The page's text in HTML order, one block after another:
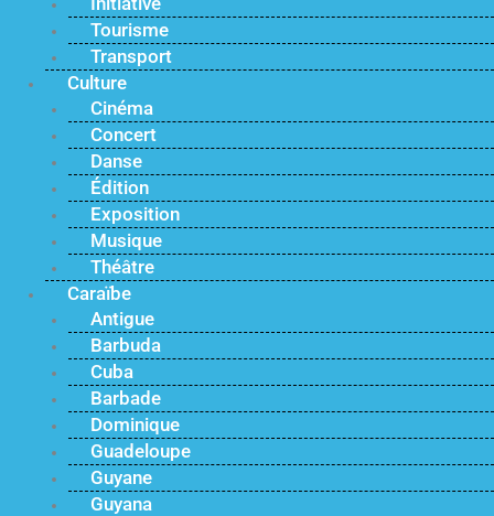
Tourisme
Transport
Culture
Cinéma
Concert
Danse
Édition
Exposition
Musique
Théâtre
Caraïbe
Antigue
Barbuda
Cuba
Barbade
Dominique
Guadeloupe
Guyane
Guyana